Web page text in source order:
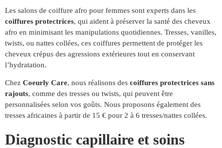
Les salons de coiffure afro pour femmes sont experts dans les
coiffures protectrices, qui aident à préserver la santé des cheveux
afro en minimisant les manipulations quotidiennes. Tresses, vanilles,
twists, ou nattes collées, ces coiffures permettent de protéger les
cheveux crépus des agressions extérieures tout en conservant
l’hydratation.
Chez Coeurly Care, nous réalisons des coiffures protectrices sans
rajouts, comme des tresses ou twists, qui peuvent être
personnalisées selon vos goûts. Nous proposons également des
tresses africaines à partir de 15 € pour 2 à 6 tresses/nattes collées.
Diagnostic capillaire et soins